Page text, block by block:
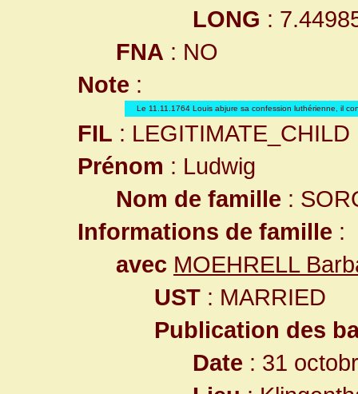
LONG :
FNA : NO
Note :
Le 11.11.1764 Louis abjure sa confession luthérienne, il
FIL : LEGITIMATE_CHILD
Prénom : Ludwig
Nom de famille :
Informations de famille :
avec MOEHRELL
UST : MARRIED
Publication des
Date : 31